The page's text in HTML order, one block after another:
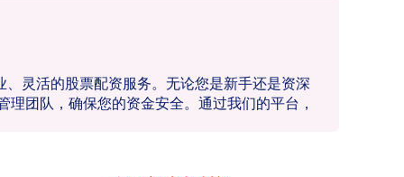
灵活的股票配资服务。无论您是新手还是资深
团队，确保您的资金安全。通过我们的平台，